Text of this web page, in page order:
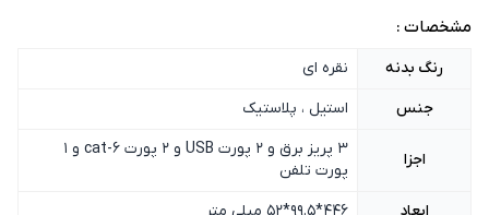
مشخصات :
رنگ بدنه
نقره ای
جنس
استیل ، پلاستیک
اجزا
3 پریز برق و 2 پورت USB و 2 پورت cat-6 و 1
پورت تلفن